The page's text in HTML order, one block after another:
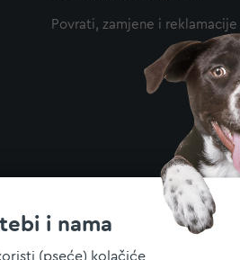
i nama
(pseće) kolačiće
Povrati, zamjene i reklamacije